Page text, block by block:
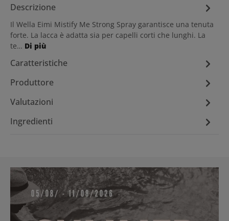
Descrizione
Il Wella Eimi Mistify Me Strong Spray garantisce una tenuta
forte. La lacca è adatta sia per capelli corti che lunghi. La
te… Di più
Caratteristiche
Produttore
Valutazioni
Ingredienti